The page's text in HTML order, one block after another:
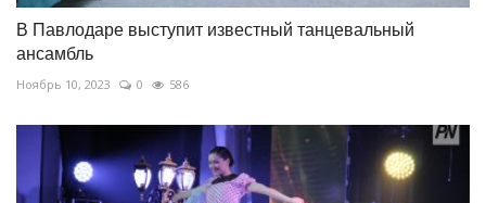
В Павлодаре выступит известный танцевальный
ансамбль
Ноябрь 10, 2023 0 586